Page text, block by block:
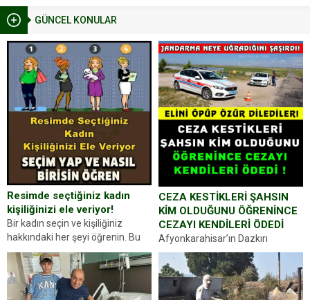
GÜNCEL KONULAR
Resimde seçtiğiniz kadın
kişiliğinizi ele veriyor!
Bir kadın seçin ve kişiliğiniz
hakkındaki her şeyi öğrenin. Bu
kez karşınıza oldukça farklı bir
kişilik testiyle çıkıyoruz. Resimde
gördüğünüz kadın figürlerinden
dikkatinizi en...
CEZA KESTİKLERİ ŞAHSIN
KİM OLDUĞUNU ÖĞRENİNCE
CEZAYI KENDİLERİ ÖDEDİ
Afyonkarahisar’ın Dazkırı
ilçesinde trafik uygulaması
yapan jandarma ekipleri
durdurdukları bir otomobilin
sürücüsünden ehliyet ve ruhsat